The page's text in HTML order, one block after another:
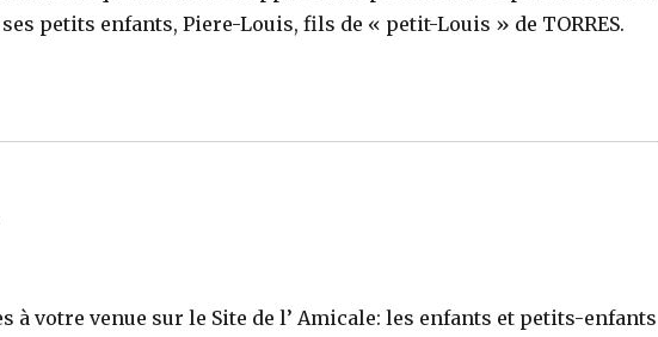
petits enfants, Piere-Louis, fils de « petit-Louis » de TORRES.
à votre venue sur le Site de l’ Amicale: les enfants et petits-enfants